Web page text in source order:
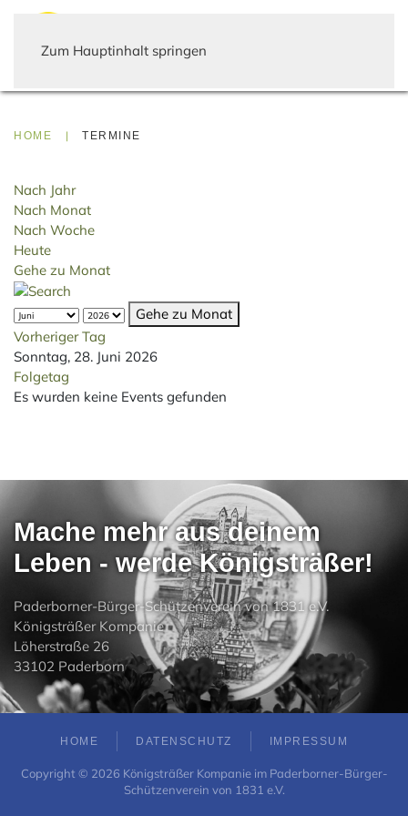
Zum Hauptinhalt springen
HOME TERMINE
Nach Jahr
Nach Monat
Nach Woche
Heute
Gehe zu Monat
Gehe zu Monat
Vorheriger Tag
Sonntag, 28. Juni 2026
Folgetag
Es wurden keine Events gefunden
Mache mehr aus deinem
Leben - werde Königsträßer!
Paderborner-Bürger-Schützenverein von 1831 e.V.
Königsträßer Kompanie
Löherstraße 26
33102 Paderborn
HOME DATENSCHUTZ IMPRESSUM
Copyright © 2026 Königsträßer Kompanie im Paderborner-Bürger-
Schützenverein von 1831 e.V.